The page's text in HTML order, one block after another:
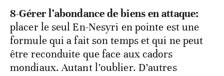
8-Gérer l’abondance de biens en attaque:
placer le seul En-Nesyri en pointe est une
formule qui a fait son temps et qui ne peut
être reconduite que face aux cadors
mondiaux. Autant l’oublier. D’autres